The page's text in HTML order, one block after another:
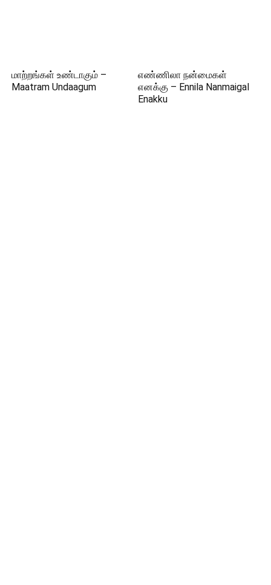
மாற்றங்கள் உண்டாகும் –
Maatram Undaagum
எண்ணிலா நன்மைகள்
எனக்கு – Ennila Nanmaigal
Enakku